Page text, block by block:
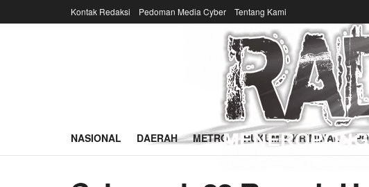
Kontak Redaksi Pedoman Media Cyber Tentang Kami
NASIONAL DAERAH METRO HUKUM & KRIMINAL